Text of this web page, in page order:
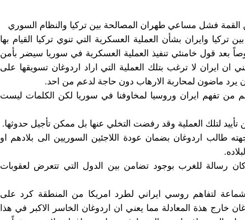
القمة فشل مساعي طهران المصالحة بين تركيا والنظام السوري
تركيا وايران بشأن العملية العسكرية التي تنوي تركيا القيام بها
بعد قول خامنئي تنفيذ العملية العسكرية في سوريا سيضر بأمن
ان ايران لا ترغب بتلك العملية التي اراد اردوغان تسويقها على
يرد ماضون لمحاربة الارهاب دون حاجة لدعم من احد.
من تفهم ايران وروسيا لمخاوفنا في سوريا لكن الكلمات ليست
تأييد لتلك العملية وقد رفضت التخلي عنها بل ممكن تأجيل حدوثها.
طالب اردوغان بضمان عودة اللاجئين السوريين الى بلادهم او
رسالة للغرب بوجود تضامن بين الدول التي تتعرض لعقوبات
لتفاهم روسي ايراني لطرد امريكا من المنطقة كرد على
خارج هذة المعادلة مما يعني ان اردوغان الخاسر الاكبر في هذا